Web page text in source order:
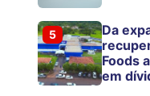
5
Da
Foods
em